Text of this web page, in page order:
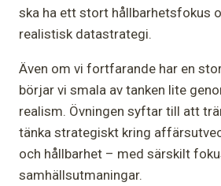
ska ha ett stort hållbarhetsfokus
realistisk datastrategi.
Även om vi fortfarande har en
börjar vi smala av tanken lite
realism. Övningen syftar till att
tänka strategiskt kring
och hållbarhet – med särskilt
samhällsutmaningar.